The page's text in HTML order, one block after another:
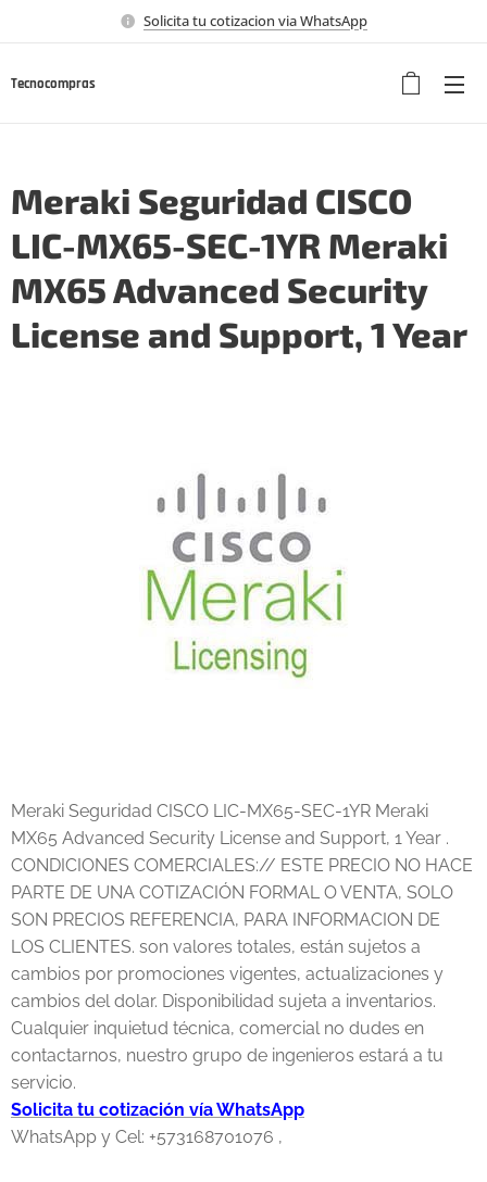
Solicita tu cotizacion via WhatsApp
Tecnocompras
Meraki Seguridad CISCO
LIC-MX65-SEC-1YR Meraki
MX65 Advanced Security
License and Support, 1 Year
Meraki Seguridad CISCO LIC-MX65-SEC-1YR Meraki
MX65 Advanced Security License and Support, 1 Year .
CONDICIONES COMERCIALES:// ESTE PRECIO NO HACE
PARTE DE UNA COTIZACIÓN FORMAL O VENTA, SOLO
SON PRECIOS REFERENCIA, PARA INFORMACION DE
LOS CLIENTES. son valores totales, están sujetos a
cambios por promociones vigentes, actualizaciones y
cambios del dolar. Disponibilidad sujeta a inventarios.
Cualquier inquietud técnica, comercial no dudes en
contactarnos, nuestro grupo de ingenieros estará a tu
servicio.
Solicita tu cotización vía WhatsApp
WhatsApp y Cel: +573168701076 ,